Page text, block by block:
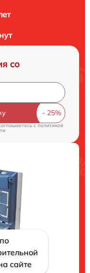
со
c политикой
сайте